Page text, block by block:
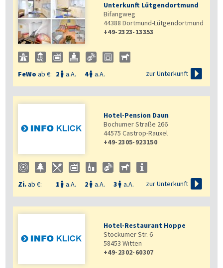

Unterkunft Lütgendortmund
Bifangweg
44388 Dortmund-Lütgendortmund
+49-2323-13353
FeWo ab €: 2  a.A. 4 a.A. zur Unterkunft 
Hotel-Pension Daun
Bochumer Straße 266
44575 Castrop-Rauxel
+49-2305-923150
Zi.ab €: 1  a.A. 2  a.A. 3  a.A. zur Unterkunft 
Hotel-Restaurant Hoppe
Stockumer Str. 6
58453 Witten
+49-2302-60307